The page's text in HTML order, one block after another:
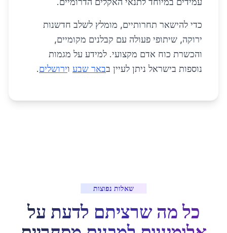
כדי להישאר תחרותיים, מומלץ לשלב חדשנות
ירוקה, שיתופי פעולה עם קבלנים מקומיים,
והכשרת כוח אדם מקצועי. למידע על מגמות
נוספות בישראל ניתן לעיין בבאר שבע וירושלים.
שאלות נפוצות
כל מה שרציתם לדעת על